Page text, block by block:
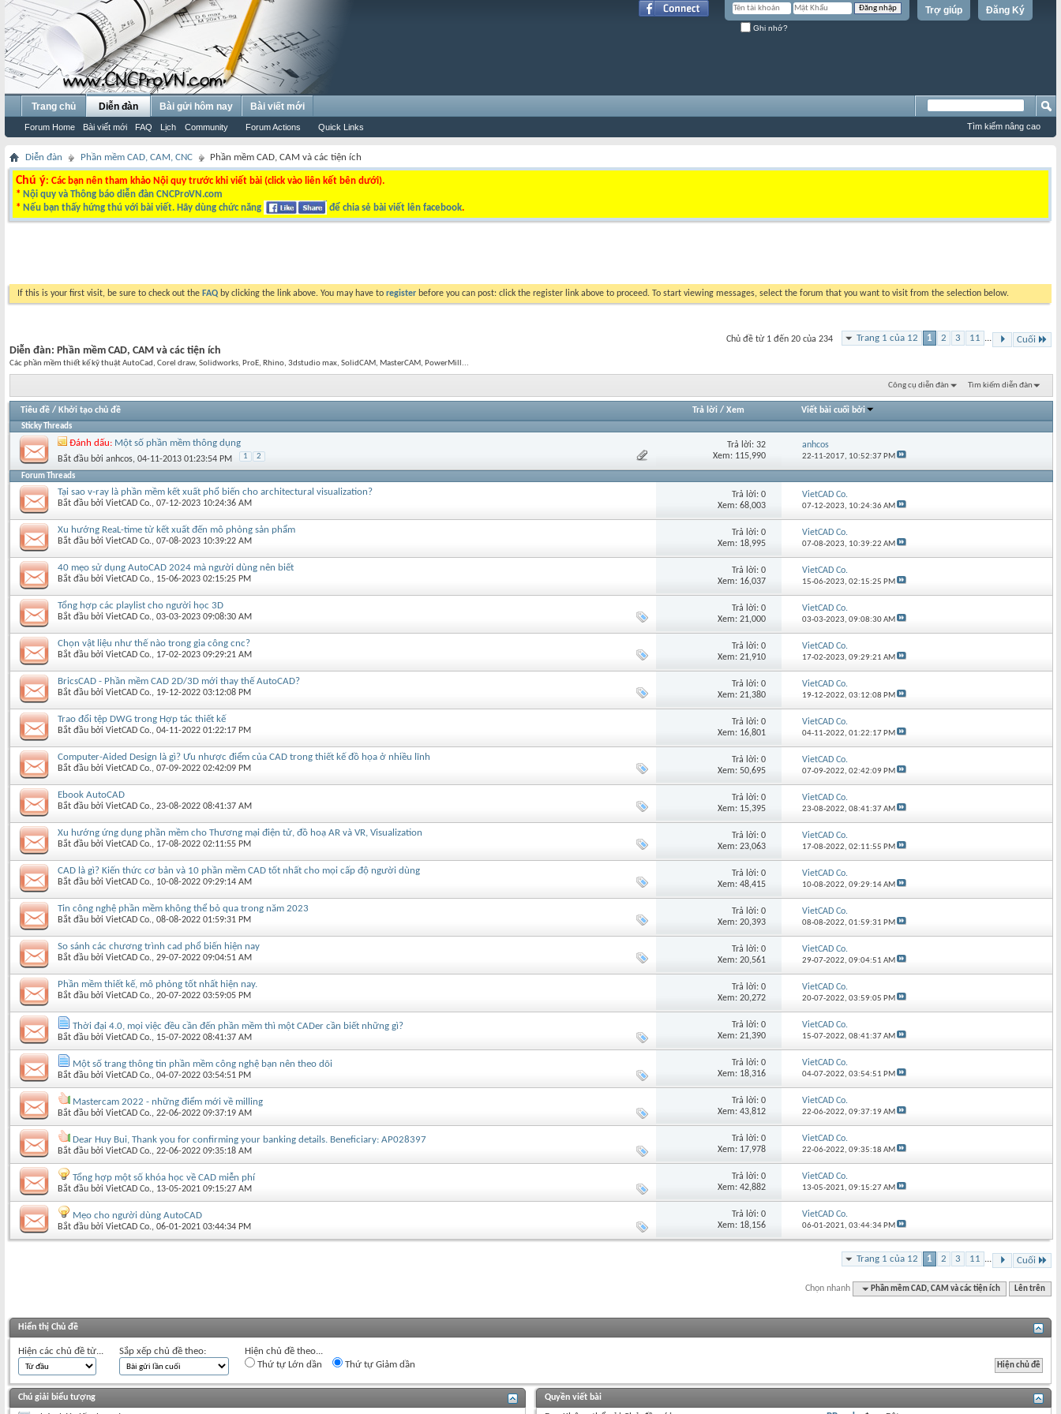
Đăng Ký
Trợ giúp
Ghi nhớ?
Trang chủ Diễn đàn
Forum Home Bài viết mới FAQ Lịch Community Forum Actions Quick Links
Bài gửi hôm nay Bài viết mới
Tìm kiếm nâng cao
Diễn đàn Phần mềm CAD, CAM, CNC Phần mềm CAD, CAM và các tiện ích
Chú ý: Các bạn nên tham khảo Nội quy trước khi viết bài (click vào liên kết bên dưới).
* Nội quy và Thông báo diễn đàn CNCProVN.com
* Nếu bạn thấy hứng thú với bài viết. Hãy dùng chức năng để chia sẻ bài viết lên facebook.
If this is your first visit, be sure to check out the FAQ by clicking the link above. You may have to register before you can post: click the register link above to proceed. To start viewing messages, select the forum that you want to visit from the selection below.
Trang 1 của 12 1 2 3 11 ... Cuối
Chủ đề từ 1 đến 20 của 234
Diễn đàn: Phần mềm CAD, CAM và các tiện ích
Các phần mềm thiết kế kỹ thuật AutoCad, Corel draw, Solidworks, ProE, Rhino, 3dstudio max, SolidCAM, MasterCAM, PowerMill...
Công cụ diễn đàn Tìm kiếm diễn đàn
Tiêu đề / Khởi tạo chủ đề Trả lời/ Xem Viết bài cuối bởi
Sticky Threads
Đánh dấu: Một số phần mềm thông dụng
Bắt đầu bởi anhcos‎, 04-11-2013 01:23:54 PM 1 2
Trả lời: 32
Xem: 115,990
anhcos
22-11-2017, 10:52:37 PM
Forum Threads
Tại sao v-ray là phần mềm kết xuất phổ biến cho architectural visualization?
Bắt đầu bởi VietCAD Co.‎, 07-12-2023 10:24:36 AM
Trả lời: 0
Xem: 68,003
VietCAD Co.
07-12-2023, 10:24:36 AM
Xu hướng ReaL-time từ kết xuất đến mô phỏng sản phẩm
Bắt đầu bởi VietCAD Co.‎, 07-08-2023 10:39:22 AM
Trả lời: 0
Xem: 18,995
VietCAD Co.
07-08-2023, 10:39:22 AM
40 mẹo sử dụng AutoCAD 2024 mà người dùng nên biết
Bắt đầu bởi VietCAD Co.‎, 15-06-2023 02:15:25 PM
Trả lời: 0
Xem: 16,037
VietCAD Co.
15-06-2023,02:15:25 PM
Tổng hợp các playlist cho người học 3D
Bắt đầu bởi VietCAD Co.‎, 03-03-2023 09:08:30 AM
Trả lời: 0
Xem: 21,000
VietCAD Co.
03-03-2023,09:08:30 AM
Chọn vật liệu như thế nào trong gia công cnc?
Bắt đầu bởi VietCAD Co.‎, 17-02-2023 09:29:21 AM
Trả lời: 0
Xem: 21,910
VietCAD Co.
17-02-2023,09:29:21 AM
BricsCAD - Phần mềm CAD 2D/3D mới thay thế AutoCAD?
Bắt đầu bởi VietCAD Co.‎, 19-12-2022 03:12:08 PM
Trả lời: 0
Xem: 21,380
VietCAD Co.
19-12-2022,03:12:08 PM
Trao đổi tệp DWG trong Hợp tác thiết kế
Bắt đầu bởi VietCAD Co.‎, 04-11-2022 01:22:17 PM
Trả lời: 0
Xem: 16,801
VietCAD Co.
04-11-2022,01:22:17 PM
Computer-Aided Design là gì? Ưu nhược điểm của CAD trong thiết kế đồ họa ở nhiều lĩnh
Bắt đầu bởi VietCAD Co.‎, 07-09-2022 02:42:09 PM
Trả lời: 0
Xem: 50,695
VietCAD Co.
07-09-2022,02:42:09 PM
Ebook AutoCAD
Bắt đầu bởi VietCAD Co.‎, 23-08-2022 08:41:37 AM
Trả lời: 0
Xem: 15,395
VietCAD Co.
23-08-2022,08:41:37 AM
Xu hướng ứng dụng phần mềm cho Thương mại điện tử, đồ hoạ AR và VR, Visualization
Bắt đầu bởi VietCAD Co.‎, 17-08-2022 02:11:55 PM
Trả lời: 0
Xem: 23,063
VietCAD Co.
17-08-2022,02:11:55 PM
CAD là gì? Kiến thức cơ bản và 10 phần mềm CAD tốt nhất cho mọi cấp độ người dùng
Bắt đầu bởi VietCAD Co.‎, 10-08-2022 09:29:14 AM
Trả lời: 0
Xem: 48,415
VietCAD Co.
10-08-2022,09:29:14 AM
Tin công nghệ phần mềm không thể bỏ qua trong năm 2023
Bắt đầu bởi VietCAD Co.‎, 08-08-2022 01:59:31 PM
Trả lời: 0
Xem: 20,393
VietCAD Co.
08-08-2022,01:59:31 PM
So sánh các chương trình cad phổ biến hiện nay
Bắt đầu bởi VietCAD Co.‎, 29-07-2022 09:04:51 AM
Trả lời: 0
Xem: 20,561
VietCAD Co.
29-07-2022,09:04:51 AM
Phần mềm thiết kế, mô phỏng tốt nhất hiện nay.
Bắt đầu bởi VietCAD Co.‎, 20-07-2022 03:59:05 PM
Trả lời: 0
Xem: 20,272
VietCAD Co.
20-07-2022,03:59:05 PM
Thời đại 4.0, mọi việc đều cần đến phần mềm thì một CADer cần biết những gì?
Bắt đầu bởi VietCAD Co.‎, 15-07-2022 08:41:37 AM
Trả lời: 0
Xem: 21,390
VietCAD Co.
15-07-2022,08:41:37 AM
Một số trang thông tin phần mềm công nghệ bạn nên theo dõi
Bắt đầu bởi VietCAD Co.‎, 04-07-2022 03:54:51 PM
Trả lời: 0
Xem: 18,316
VietCAD Co.
04-07-2022,03:54:51 PM
Mastercam 2022 - những điểm mới về milling
Bắt đầu bởi VietCAD Co.‎, 22-06-2022 09:37:19 AM
Trả lời: 0
Xem: 43,812
VietCAD Co.
22-06-2022,09:37:19 AM
Dear Huy Bui, Thank you for confirming your banking details. Beneficiary: AP028397
Bắt đầu bởi VietCAD Co.‎, 22-06-2022 09:35:18 AM
Trả lời: 0
Xem: 17,978
VietCAD Co.
22-06-2022,09:35:18 AM
Tổng hợp một số khóa học về CAD miễn phí
Bắt đầu bởi VietCAD Co.‎, 13-05-2021 09:15:27 AM
Trả lời: 0
Xem: 42,882
VietCAD Co.
13-05-2021,09:15:27 AM
Mẹo cho người dùng AutoCAD
Bắt đầu bởi VietCAD Co.‎, 06-01-2021 03:44:34 PM
Trả lời: 0
Xem: 18,156
VietCAD Co.
06-01-2021,03:44:34 PM
Trang 1 của 12 1 2 3 11 ... Cuối
Chọn nhanh Phần mềm CAD, CAM và các tiện ích Lên trên
Hiển thị Chủ đề
Hiện các chủ đề từ... Sắp xếp chủ đề theo:
Hiện chủ đề theo...
Thứ tự Lớn dần
Thứ tự Giảm dần
Chú giải biểu tượng Quyền viết bài